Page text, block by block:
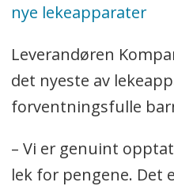
nye lekeapparater
Leverandøren
det nyeste av
forventningsfulle
– Vi er genuint
lek for pengene. Det